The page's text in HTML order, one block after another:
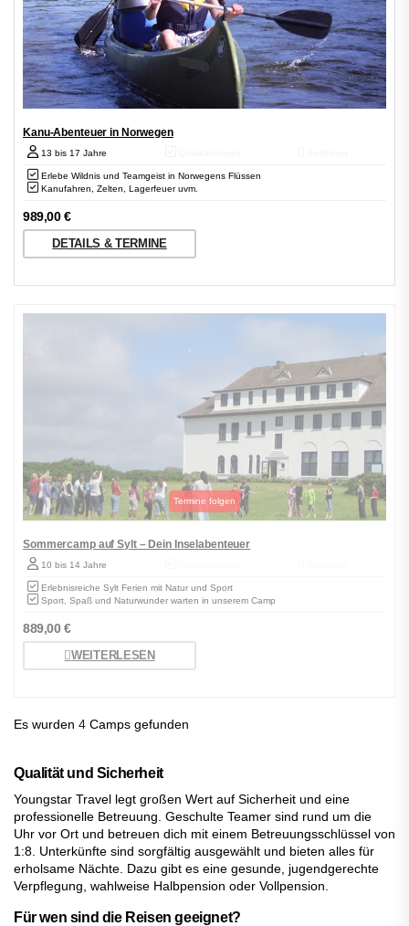
Kanu-Abenteuer in Norwegen
13 bis 17 Jahre
Erlebe Wildnis und Teamgeist in Norwegens Flüssen
Kanufahren, Zelten, Lagerfeuer uvm.
989,00€
DETAILS & TERMINE
Sommercamp auf Sylt – Dein Inselabenteuer
10 bis 14 Jahre
Erlebnisreiche Sylt Ferien mit Natur und Sport
Sport, Spaß und Naturwunder warten in unserem Camp
889,00€
WEITERLESEN
Es wurden 4 Camps gefunden
Qualität und Sicherheit
Youngstar Travel legt großen Wert auf Sicherheit und eine
professionelle Betreuung. Geschulte Teamer sind rund um die
Uhr vor Ort und betreuen dich mit einem Betreuungsschlüssel von
1:8. Unterkünfte sind sorgfältig ausgewählt und bieten alles für
erholsame Nächte. Dazu gibt es eine gesunde, jugendgerechte
Verpflegung, wahlweise Halbpension oder Vollpension.
Für wen sind die Reisen geeignet?